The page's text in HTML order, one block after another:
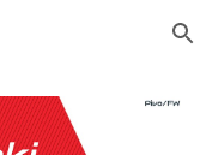
Skip to navigation